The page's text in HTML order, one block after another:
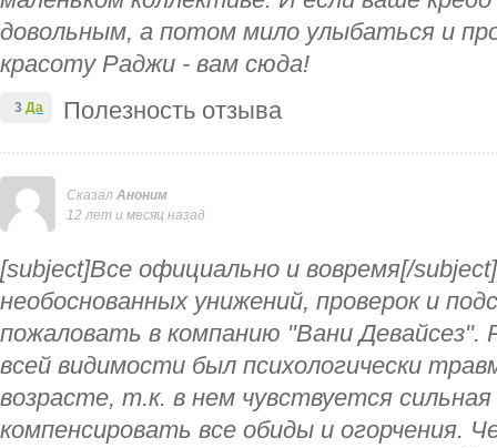
довольным, а потом мило улыбаться и
красоту Раджи - вам сюда!
Полезность отзыва
3 Да
Сказал Аноним
12 лет и месяц назад
[subject]Все официально и вовремя[/
необоснованных унижений, проверок и
пожаловать в компанию "Вани Девайсез".
всей видимости был психологически
возрасте, т.к. в нем чувствуется
компенсировать все обиды и огорчения.